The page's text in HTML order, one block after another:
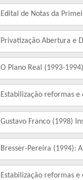
Edital de Notas da
Privatização Abertura e
O Plano Real (1993-1994)
Estabilização reformas e
Gustavo Franco (1998)
Bresser-Pereira (1994):
Estabilização reformas e